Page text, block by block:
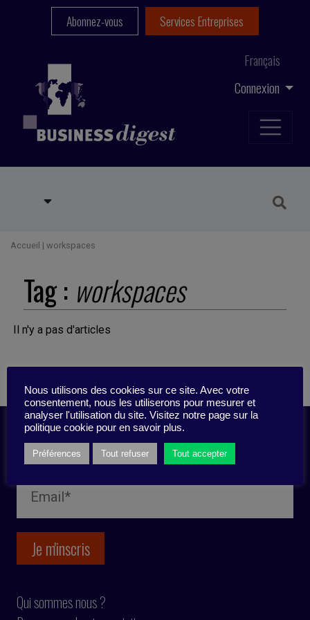
Connexion
Français
Abonnez-vous Services Entreprises
Accueil | workspaces
Tag : workspaces
Il n'y a pas d'articles
Inscription newsletter
Qui sommes nous ?
Nous utilisons des cookies sur ce site. Avec votre
consentement, nous les utiliserons pour mesurer et
analyser l'utilisation du site. Visitez notre page sur la
politique cookie pour en savoir plus.
Préférences Tout refuser Tout accepter